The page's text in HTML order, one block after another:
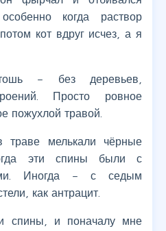
когда раствор
кот вдруг исчез, а я
– без деревьев,
Просто ровное
пожухлой травой.
мелькали чёрные
эти спины были с
Иногда – с седым
как антрацит.
спины, и поначалу мне